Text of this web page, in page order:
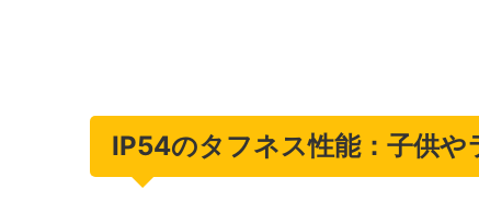
IP54のタフネス性能：子供